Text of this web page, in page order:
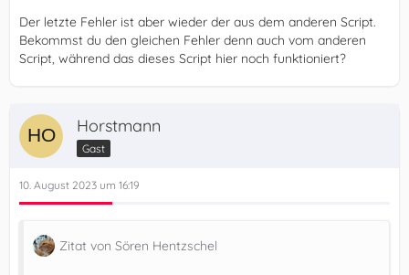
Der letzte Fehler ist aber wieder der aus dem anderen Script.
Bekommst du den gleichen Fehler denn auch vom anderen
Script, während das dieses Script hier noch funktioniert?
Horstmann
Gast
10. August 2023 um 16:19
Zitat von Sören Hentzschel